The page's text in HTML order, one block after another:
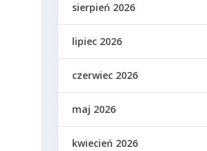
sierpień 2026
lipiec 2026
czerwiec 2026
maj 2026
kwiecień 2026